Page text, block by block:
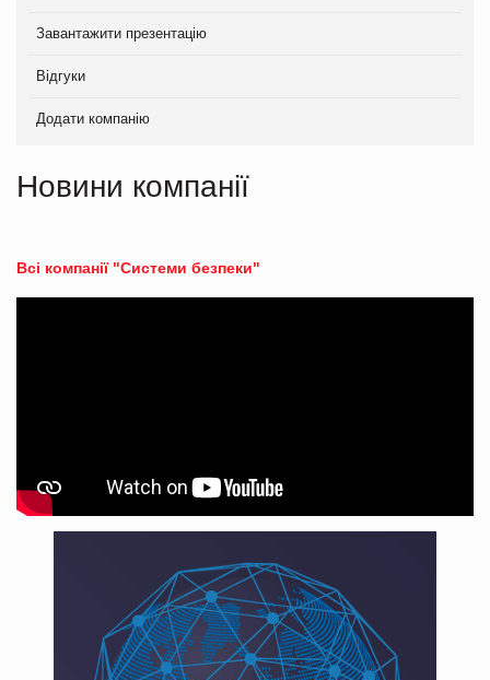
Завантажити презентацію
Відгуки
Додати компанію
Новини компанії
Всі компанії "Системи безпеки"